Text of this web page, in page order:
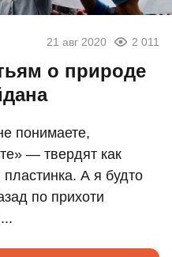
21 авг 2020 2 011
о природе
понимаете,
— твердят как
А я будто
по прихоти